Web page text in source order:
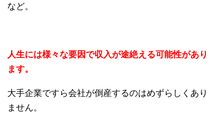
など。
人生には様々な要因で収入が途絶える可能性があり
ます。
大手企業ですら会社が倒産するのはめずらしくあり
ません。